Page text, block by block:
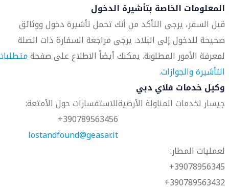
المعلومات الخاصة بتأشيرة الدخول
قبل السفر، يرجى التأكد من أنك تحمل تأشيرة دخول ووثائق
صحيحة للدخول إلى البلاد. يرجى مراجعة السفارة ذات الصلة
لمعرفة الأمور المطلوبة. يمكنك أيضاً الاطلاع على صفحة
التأشيرة والجوازات.
وكيل خدمات فلاي دبي
جيسار لخدمات المناولة الأرضيةللاستفسارات حول الأمتعة:
390789563456+
lostandfound@geasar.it
لعمليات المطار:
39078956345+
390789563432+